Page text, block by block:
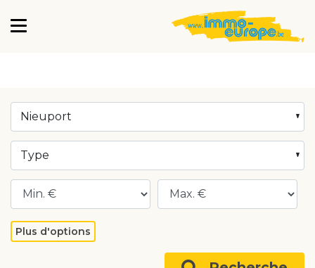
Nieuport
Type
Plus d'options